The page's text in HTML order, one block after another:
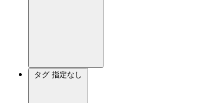
タグ 指定なし